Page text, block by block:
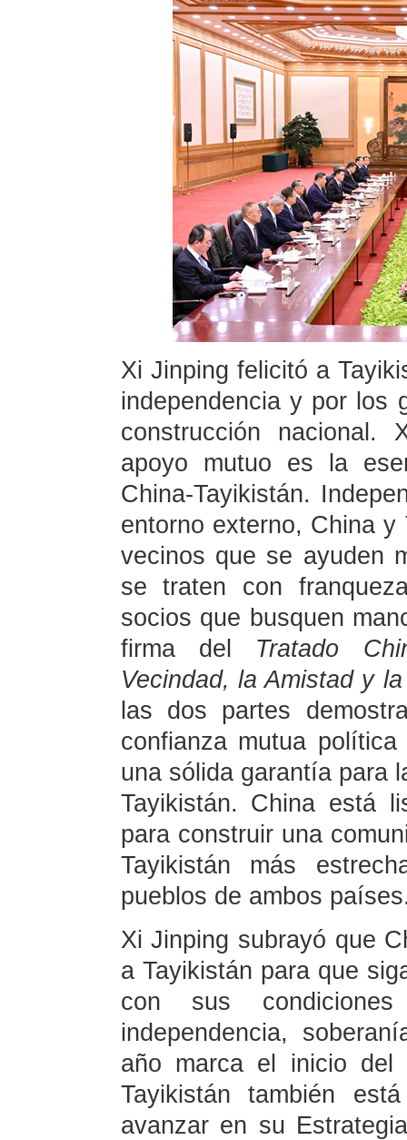
Xi Jinping felicitó a
independencia y por los
construcción
apoyo mutuo es la
China-Tayikistán.
entorno externo, China
vecinos que se ayuden
se traten con
socios que busquen
firma del Tratado
Vecindad, la Amistad y
las dos partes
confianza mutua
una sólida garantía para
Tayikistán. China está
para construir una
Tayikistán más
pueblos de ambos
Xi Jinping subrayó que
a Tayikistán para que
con sus
independencia,
año marca el inicio del
Tayikistán también
avanzar en su